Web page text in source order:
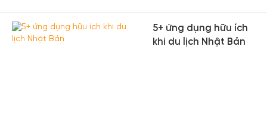
5+ ứng dụng hữu ích
khi du lịch Nhật Bản